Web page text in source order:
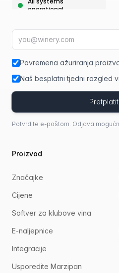
E-mail adresa
Povremena ažuriranja
Naš besplatni tjedni razgled
Potvrdite e-poštom. Odjava
Proizvod
Značajke
Cijene
Softver za klubove vina
E-naljepnice
Integracije
Usporedite Marzipan